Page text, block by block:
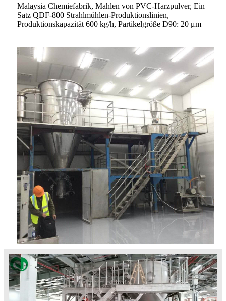
Malaysia Chemiefabrik, Mahlen von PVC-Harzpulver, Ein
Satz QDF-800 Strahlmühlen-Produktionslinien,
Produktionskapazität 600 kg/h, Partikelgröße D90: 20 μm